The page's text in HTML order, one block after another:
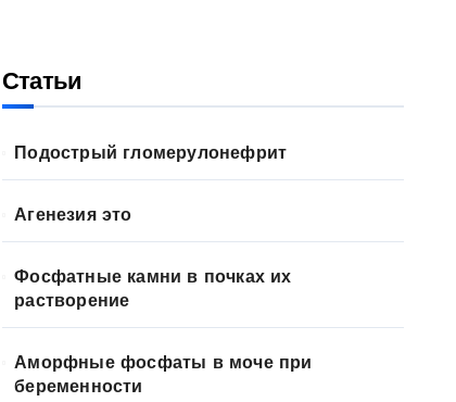
Статьи
Подострый гломерулонефрит
Агенезия это
Фосфатные камни в почках их
растворение
Аморфные фосфаты в моче при
беременности